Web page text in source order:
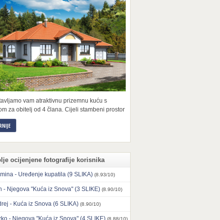
vam atraktivnu prizemnu kuću s
za obitelj od 4 člana. Cijeli stambeni prostor
ocijenjene fotografije korisnika
- Uređenje kupatila (9 SLIKA) (8.93/10)
- Njegova "Kuća iz Snova" (3 SLIKE) (8.90/10)
- Kuća iz Snova (6 SLIKA) (8.90/10)